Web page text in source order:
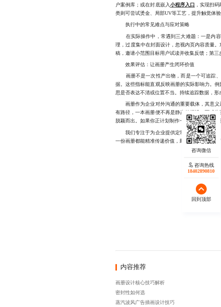
户案例库；或在封底嵌入小程序入口 ，实现扫
类则可尝试烫金、局部UV等工艺，提升触觉体
执行中的常见难点与应对策略
在实际操作中，常遇到三大难题：一是内容
理，过度集中在封面设计，忽视内页内容质量
稿，邀请小范围目标用户试读并收集反馈；第
效果评估：让画册产生闭环价值
画册不是一次性产出物，而是一个可追踪、
据。这些指标能直观反映画册的实际影响力。
思是否表达不清或位置不当。持续追踪数据，
画册作为企业对外沟通的重要载体，其意义
有路径，一本画册便不再是静态的摆设，而成
脱颖而出。如果你正计划制作一本真正有效的
我们专注于为企业提供定制化画册设计服务
一份画册都能精准传递价值，助力业务拓展，微
内容推荐
画册设计核心技巧解析
密封性如何选
蒸汽波风广告插画设计技巧
咨询热线
18402890810
回到顶部